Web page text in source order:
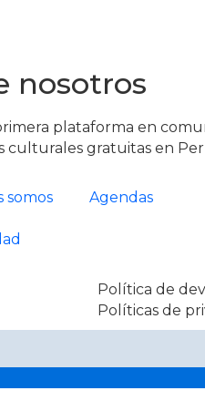
nosotros
plataforma en
culturales gratuitas en
somos Agendas
Política de
Políticas de